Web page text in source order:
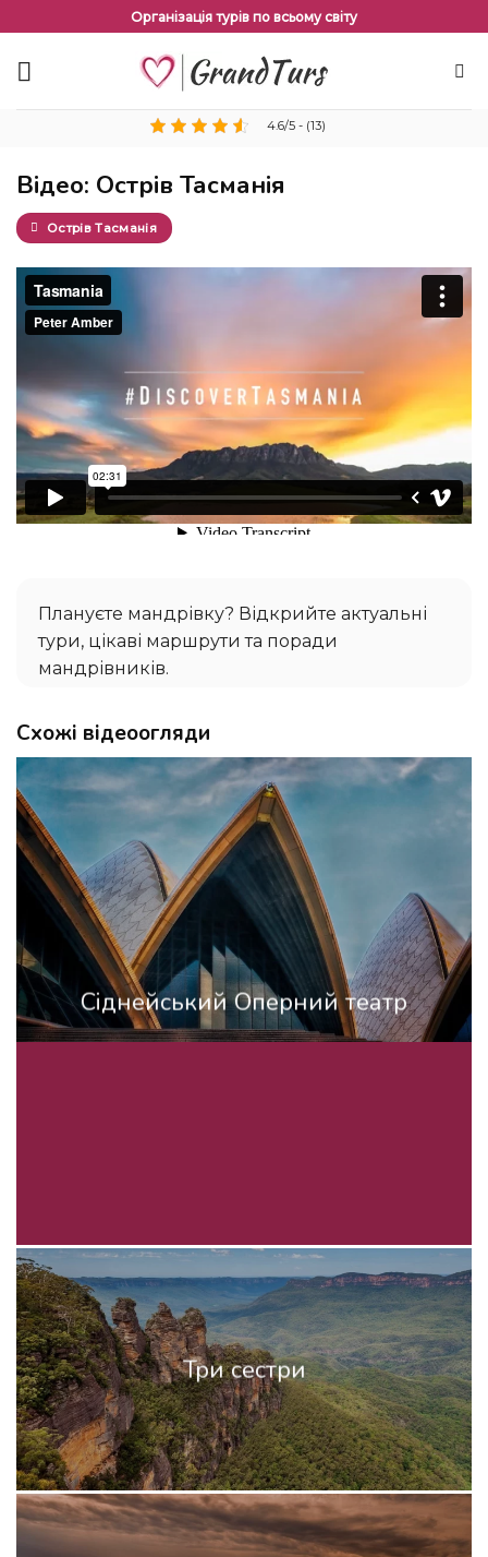
змісту
Організація турів по всьому світу
4.6/5 - (13)
Відео: Острів Тасманія
Острів Тасманія
Плануєте мандрівку? Відкрийте актуальні
тури, цікаві маршрути та поради
мандрівників.
Схожі відеоогляди
Сіднейський Оперний театр
Три сестри